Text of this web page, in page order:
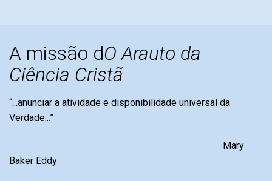
A missão dO Arauto da
Ciência Cristã
“...anunciar a atividade e disponibilidade universal da
Verdade...”
Mary
Baker Eddy